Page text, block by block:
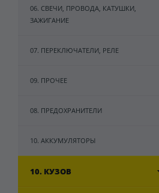
06. СВЕЧИ, ПРОВОДА, КАТУШКИ,
ЗАЖИГАНИЕ
07. ПЕРЕКЛЮЧАТЕЛИ, РЕЛЕ
09. ПРОЧЕЕ
08. ПРЕДОХРАНИТЕЛИ
10. АККУМУЛЯТОРЫ
10. КУЗОВ